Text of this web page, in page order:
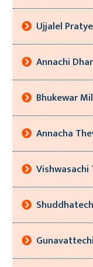
Ujjalel
Annachi
Bhukewar
Annacha
Vishwasachi